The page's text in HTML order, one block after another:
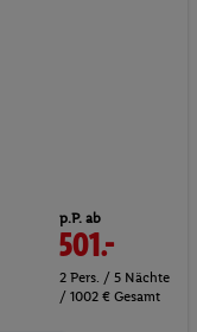
p.P. ab
501.-
2 Pers. / 5 Nächte
/ 1002 € Gesamt